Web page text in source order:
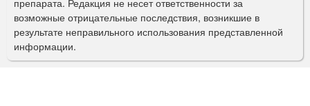
и
с
к
препарата. Редакция не несет ответственности за
возможные отрицательные последствия, возникшие в
результате неправильного использования представленной
информации.